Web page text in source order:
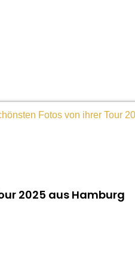
2025 aus Hamburg